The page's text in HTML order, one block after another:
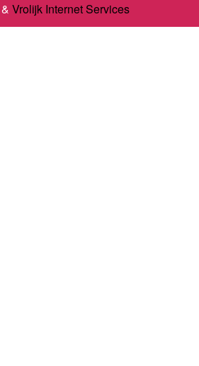
Vrolijk Internet Services